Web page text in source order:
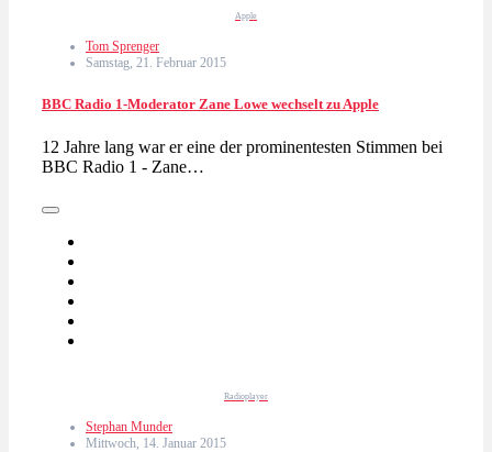
Apple
Tom Sprenger
Samstag, 21. Februar 2015
BBC Radio 1-Moderator Zane Lowe wechselt zu Apple
12 Jahre lang war er eine der prominentesten Stimmen bei
BBC Radio 1 - Zane…
Radioplayer
Stephan Munder
Mittwoch, 14. Januar 2015